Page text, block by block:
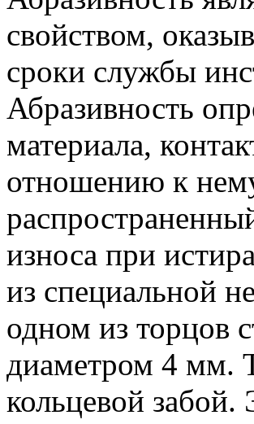
свойством,
сроки службы
Абразивность
материала,
отношению к
износа при
из специальной
одном из торцов
диаметром 4 мм.
кольцевой